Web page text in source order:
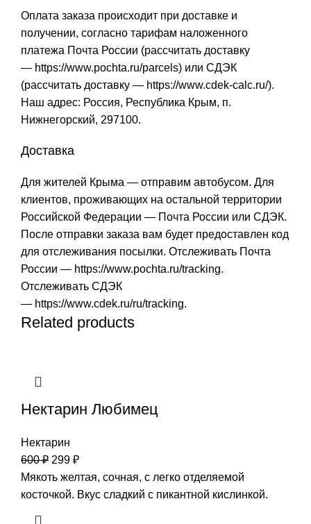
Оплата заказа происходит при доставке и
получении, согласно тарифам наложенного
платежа Почта России (рассчитать доставку
— https://www.pochta.ru/parcels) или СДЭК
(рассчитать доставку — https://www.cdek-calc.ru/).
Наш адрес: Россия, Республика Крым, п.
Нижнегорский, 297100.
Доставка
Для жителей Крыма — отправим автобусом. Для
клиентов, проживающих на остальной территории
Российской Федерации — Почта России или СДЭК.
После отправки заказа вам будет предоставлен код
для отслеживания посылки. Отслеживать Почта
России — https://www.pochta.ru/tracking.
Отслеживать СДЭК
— https://www.cdek.ru/ru/tracking.
Related products
Нектарин Любимец
Нектарин
600₽ 299 ₽
Мякоть желтая, сочная, с легко отделяемой
косточкой. Вкус сладкий с пикантной кислинкой.